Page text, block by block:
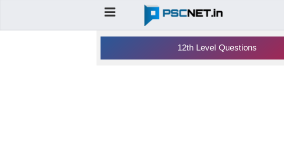
12th Level Questions